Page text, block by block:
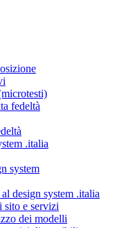
fedeltà
.italia
system
design system .italia
sito e servizi
dei modelli